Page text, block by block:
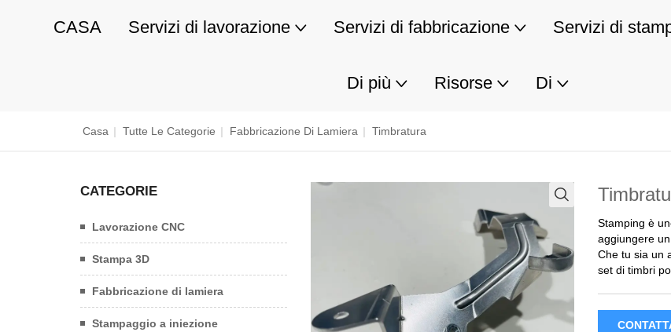
CASA Servizi di lavorazione Servizi di fabbricazione Servizi di
Di più Risorse Di
Casa | Tutte Le Categorie | Fabbricazione Di Lamiera | Timbratura
CATEGORIE
Lavorazione CNC
Stampa 3D
Fabbricazione di lamiera
Stampaggio a iniezione
Stamping è
aggiungere
Che tu sia un
set di timbri